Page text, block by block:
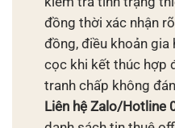
đồng thời xác nhận
đồng, điều khoản gia
cọc khi kết thúc hợp
tranh chấp không
Liên hệ Zalo/Hotline